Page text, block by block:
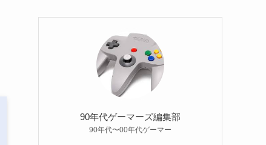
90年代ゲーマーズ編集部
90年代〜00年代ゲーマー